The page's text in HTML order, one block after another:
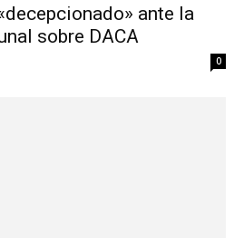
ante la
sobre DACA
0